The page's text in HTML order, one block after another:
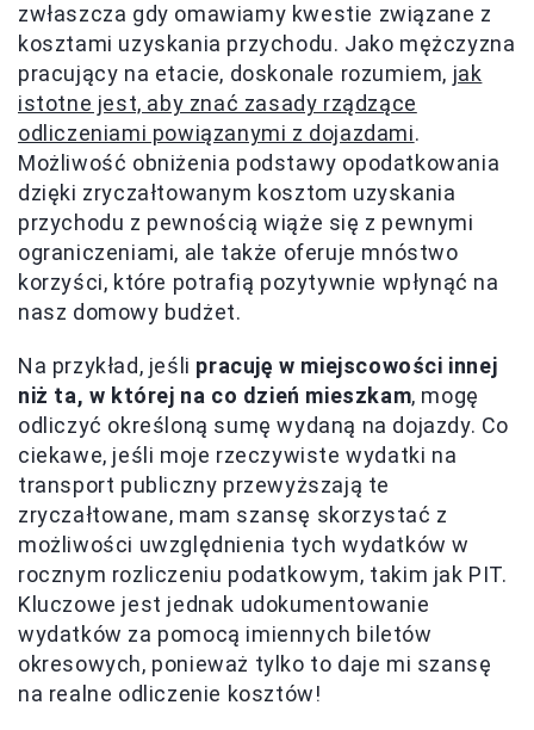
zwłaszcza gdy omawiamy kwestie związane z
kosztami uzyskania przychodu. Jako mężczyzna
pracujący na etacie, doskonale rozumiem, jak
istotne jest, aby znać zasady rządzące
odliczeniami powiązanymi z dojazdami.
Możliwość obniżenia podstawy opodatkowania
dzięki zryczałtowanym kosztom uzyskania
przychodu z pewnością wiąże się z pewnymi
ograniczeniami, ale także oferuje mnóstwo
korzyści, które potrafią pozytywnie wpłynąć na
nasz domowy budżet.
Na przykład, jeśli pracuję w miejscowości innej
niż ta, w której na co dzień mieszkam, mogę
odliczyć określoną sumę wydaną na dojazdy. Co
ciekawe, jeśli moje rzeczywiste wydatki na
transport publiczny przewyższają te
zryczałtowane, mam szansę skorzystać z
możliwości uwzględnienia tych wydatków w
rocznym rozliczeniu podatkowym, takim jak PIT.
Kluczowe jest jednak udokumentowanie
wydatków za pomocą imiennych biletów
okresowych, ponieważ tylko to daje mi szansę
na realne odliczenie kosztów!